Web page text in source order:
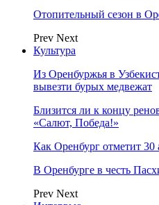
Отопительный сезон в
Prev Next
Культура
Из Оренбуржья в
вывезти бурых медвежат
Близится ли к концу
«Салют, Победа!»
Как Оренбург отметит 30
В Оренбурге в честь
Prev Next